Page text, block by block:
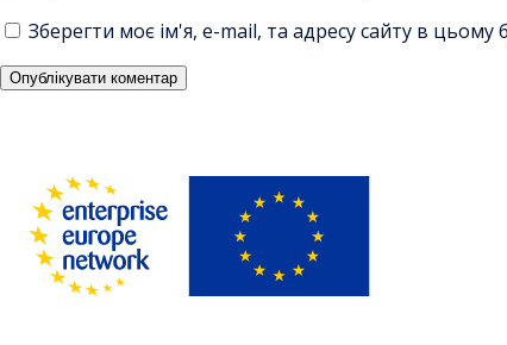
Зберегти моє ім'я, e-mail, та адресу сайту в цьому